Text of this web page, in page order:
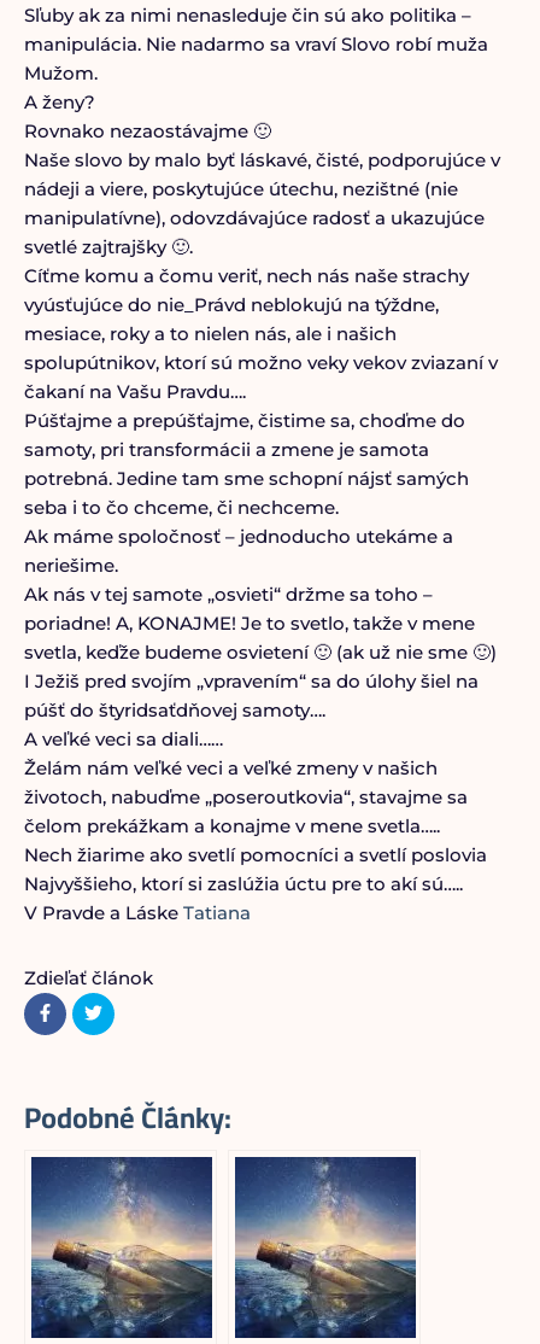
Sľuby ak za nimi nenasleduje čin sú ako politika –
manipulácia. Nie nadarmo sa vraví Slovo robí muža
Mužom.
A ženy?
Rovnako nezaostávajme 🙂
Naše slovo by malo byť láskavé, čisté, podporujúce v
nádeji a viere, poskytujúce útechu, nezištné (nie
manipulatívne), odovzdávajúce radosť a ukazujúce
svetlé zajtrajšky 🙂.
Cíťme komu a čomu veriť, nech nás naše strachy
vyúsťujúce do nie_Právd neblokujú na týždne,
mesiace, roky a to nielen nás, ale i našich
spolupútnikov, ktorí sú možno veky vekov zviazaní v
čakaní na Vašu Pravdu….
Púšťajme a prepúšťajme, čistime sa, choďme do
samoty, pri transformácii a zmene je samota
potrebná. Jedine tam sme schopní nájsť samých
seba i to čo chceme, či nechceme.
Ak máme spoločnosť – jednoducho utekáme a
neriešime.
Ak nás v tej samote „osvieti“ držme sa toho –
poriadne! A, KONAJME! Je to svetlo, takže v mene
svetla, keďže budeme osvietení 🙂 (ak už nie sme 🙂)
I Ježiš pred svojím „vpravením“ sa do úlohy šiel na
púšť do štyridsaťdňovej samoty….
A veľké veci sa diali……
Želám nám veľké veci a veľké zmeny v našich
životoch, nabuďme „poseroutkovia“, stavajme sa
čelom prekážkam a konajme v mene svetla…..
Nech žiarime ako svetlí pomocníci a svetlí poslovia
Najvyššieho, ktorí si zaslúžia úctu pre to akí sú…..
V Pravde a Láske Tatiana
Zdieľať článok
Podobné Články: